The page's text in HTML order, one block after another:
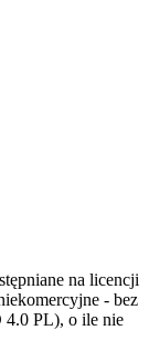
na licencji
- bez
PL), o ile nie